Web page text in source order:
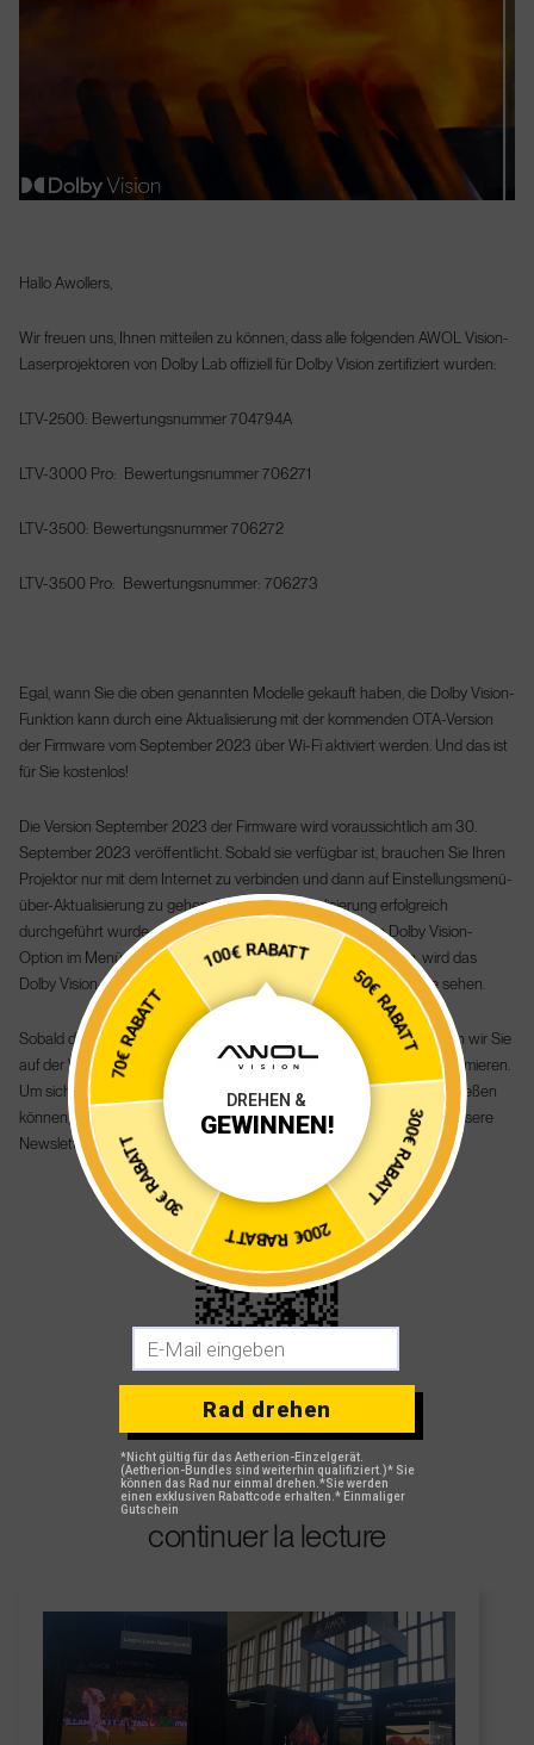
Hallo Awollers,
Wir freuen uns, Ihnen mitteilen zu können, dass alle folgenden AWOL Vision-
Laserprojektoren von Dolby Lab offiziell für Dolby Vision zertifiziert wurden:
LTV-2500: Bewertungsnummer 704794A
LTV-3000 Pro: Bewertungsnummer 706271
LTV-3500: Bewertungsnummer 706272
LTV-3500 Pro: Bewertungsnummer: 706273
Egal, wann Sie die oben genannten Modelle gekauft haben, die Dolby Vision-
Funktion kann durch eine Aktualisierung mit der kommenden OTA-Version
der Firmware vom September 2023 über Wi-Fi aktiviert werden. Und das ist
für Sie kostenlos!
Die Version September 2023 der Firmware wird voraussichtlich am 30.
September 2023 veröffentlicht. Sobald sie verfügbar ist, brauchen Sie Ihren
Projektor nur mit dem Internet zu verbinden und dann auf Einstellungsmenü-
über-Aktualisierung zu gehen. Sobald die Aktualisierung erfolgreich
durchgeführt wurde, werden Sie bemerken, dass es eine Dolby Vision-
Option im Menü gibt. Wenn Sie Dolby Vision-Inhalte abspielen, wird das
Dolby Vision-Logo angezeigt oder Sie können es im Menü Quelle sehen.
Sobald die Firmware-Version vom September 2023 bereit ist, werden wir Sie
auf der Website, auf FB, in der FB-Gruppe und auf EDM darüber informieren.
Um sicherzustellen, dass Sie Dolby Vision so schnell wie möglich genießen
können, empfehlen wir Ihnen, unserer FB-Gruppe beizutreten und unsere
Newsletter zu abonnieren.
continuer la lecture
100€ RABATT 50€ RABATT
300€ RABATT
200€ RABATT
30€ RABATT
70€ RABATT
DREHEN &
GEWINNEN!
Rad drehen
*Nicht gültig für das Aetherion-Einzelgerät.
(Aetherion-Bundles sind weiterhin qualifiziert.)* Sie
können das Rad nur einmal drehen. *Sie werden
einen exklusiven Rabattcode erhalten. * Einmaliger
Gutschein